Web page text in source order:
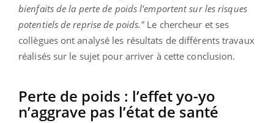
bienfaits de la perte de poids l'emportent sur les risques
potentiels de reprise de poids." Le chercheur et ses
collègues ont analysé les résultats de différents travaux
réalisés sur le sujet pour arriver à cette conclusion.
Perte de poids : l’effet yo-yo
n’aggrave pas l’état de santé